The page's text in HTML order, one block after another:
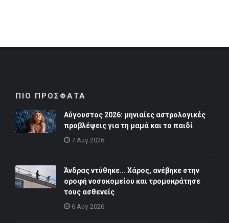
ΠΙΟ ΠΡΟΣΦΑΤΑ
Αύγουστος 2026: μηνιαίες αστρολογικές
προβλέψεις για τη μαμά και το παιδί
7 Αυγ 2026
Άνδρας ντύθηκε... Χάρος, ανέβηκε στην
οροφή νοσοκομείου και τρομοκράτησε
τους ασθενείς
6 Αυγ 2026